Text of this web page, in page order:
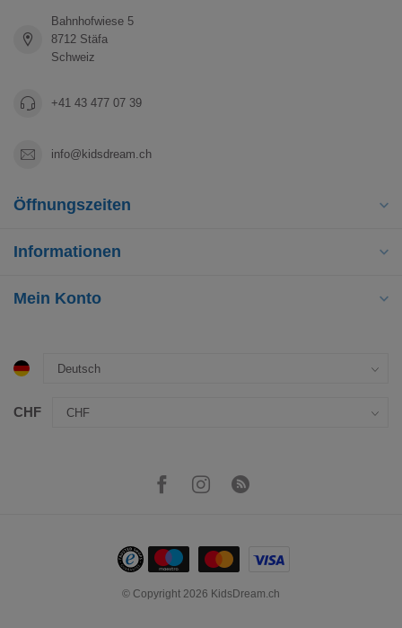
Bahnhofwiese 5
8712 Stäfa
Schweiz
+41 43 477 07 39
info@kidsdream.ch
Öffnungszeiten
Informationen
Mein Konto
CHF
© Copyright 2026 KidsDream.ch